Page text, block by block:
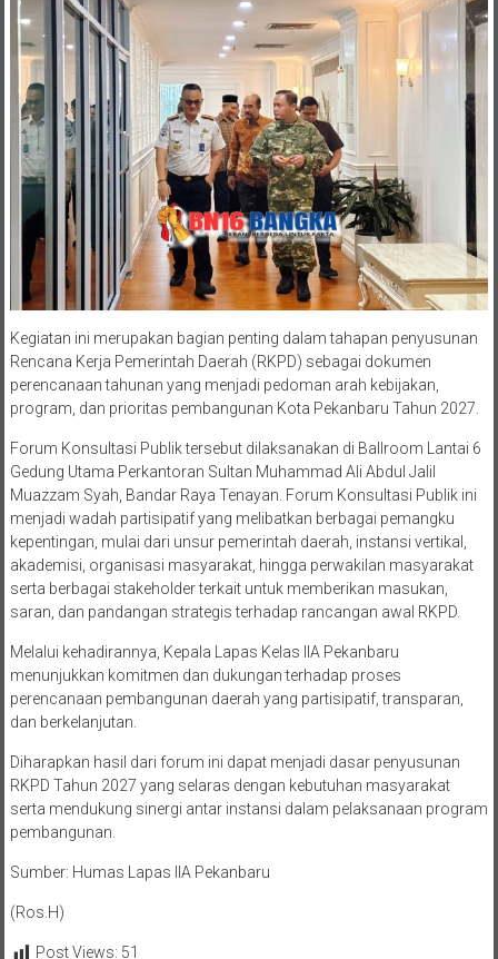
Kegiatan ini merupakan bagian penting dalam tahapan penyusunan
Rencana Kerja Pemerintah Daerah (RKPD) sebagai dokumen
perencanaan tahunan yang menjadi pedoman arah kebijakan,
program, dan prioritas pembangunan Kota Pekanbaru Tahun 2027.
Forum Konsultasi Publik tersebut dilaksanakan di Ballroom Lantai 6
Gedung Utama Perkantoran Sultan Muhammad Ali Abdul Jalil
Muazzam Syah, Bandar Raya Tenayan. Forum Konsultasi Publik ini
menjadi wadah partisipatif yang melibatkan berbagai pemangku
kepentingan, mulai dari unsur pemerintah daerah, instansi vertikal,
akademisi, organisasi masyarakat, hingga perwakilan masyarakat
serta berbagai stakeholder terkait untuk memberikan masukan,
saran, dan pandangan strategis terhadap rancangan awal RKPD.
Melalui kehadirannya, Kepala Lapas Kelas IIA Pekanbaru
menunjukkan komitmen dan dukungan terhadap proses
perencanaan pembangunan daerah yang partisipatif, transparan,
dan berkelanjutan.
Diharapkan hasil dari forum ini dapat menjadi dasar penyusunan
RKPD Tahun 2027 yang selaras dengan kebutuhan masyarakat
serta mendukung sinergi antar instansi dalam pelaksanaan program
pembangunan.
Sumber: Humas Lapas llA Pekanbaru
(Ros.H)
Post Views: 51